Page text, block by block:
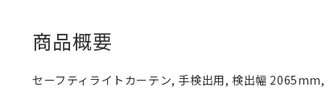
商品概要
セーフティライトカーテン, 手検出用, 検出幅